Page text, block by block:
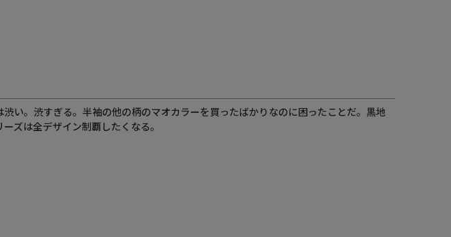
渋い。渋すぎる。半袖の他の柄のマオカラーを買ったばかりなのに困ったことだ。黒地
ーズは全デザイン制覇したくなる。